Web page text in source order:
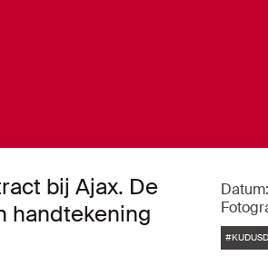
bij Ajax. De
handtekening
Datum: